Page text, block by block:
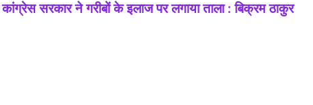
सरकार ने गरीबों के इलाज पर लगाया ताला : बिक्रम ठाकुर